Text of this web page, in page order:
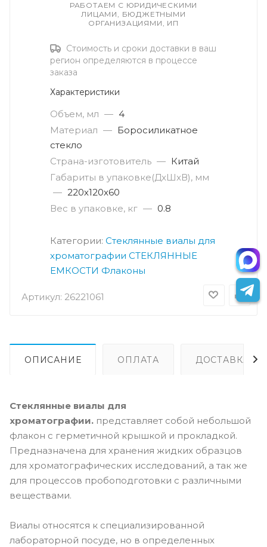
Артикул: 26221061
РАБОТАЕМ С ЮРИДИЧЕСКИМИ
ЛИЦАМИ, БЮДЖЕТНЫМИ
ОРГАНИЗАЦИЯМИ, ИП
Стоимость и сроки доставки в ваш
регион определяются в процессе
заказа
Характеристики
Объем, мл — 4
Материал — Боросиликатное
стекло
Страна-изготовитель — Китай
Габариты в упаковке(ДxШxВ), мм
— 220х120х60
Вес в упаковке, кг — 0.8
Категории: Стеклянные виалы для
хроматографии СТЕКЛЯННЫЕ
ЕМКОСТИ Флаконы
ОПИСАНИЕ ОПЛАТА ДОСТАВКА
Стеклянные виалы для
хроматографии. представляет собой небольшой
флакон с герметичной крышкой и прокладкой.
Предназначена для хранения жидких образцов
для хроматографических исследований, а так же
для процессов пробоподготовки с различными
веществами.
Виалы относятся к специализированной
лабораторной посуде, но в определенных